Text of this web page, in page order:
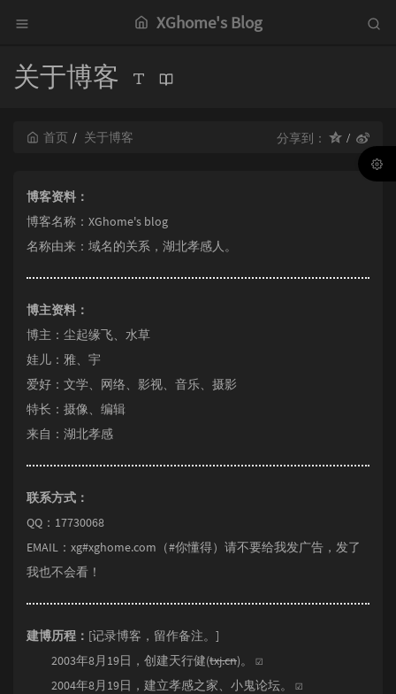
XGhome's Blog
关于博客
首页 关于博客 分享到：
博客资料：
博客名称：XGhome's blog
名称由来：域名的关系，湖北孝感人。
博主资料：
博主：尘起缘飞、水草
娃儿： 雅、 宇
爱好：文学、网络、 影视、音乐、摄影
特长：摄像、编辑
来自：湖北孝感
联系方式：
QQ：17730068
EMAIL：xg#xghome.com（#你懂得）请不要给我发广告，发了
我也不会看！
建博历程： [记录博客，留作备注。]
2003年8月19日，创建天行健(txj.cn)。 ☑
2004年8月19日，建立孝感之家、 小鬼论坛。 ☑